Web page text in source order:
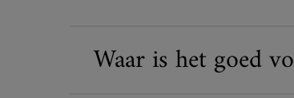
Waar is het goed